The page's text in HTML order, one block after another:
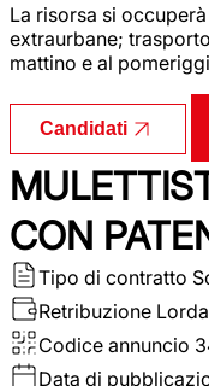
La risorsa si
extraurbane;
mattino e al
Candidati
CON
Tipo di contratto
Retribuzione Lorda
Codice annuncio
Data di